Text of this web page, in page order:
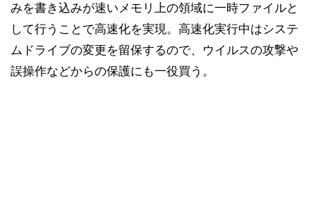
みを書き込みが速いメモリ上の領域に一時ファイルと
して行うことで高速化を実現。高速化実行中はシステ
ムドライブの変更を留保するので、ウイルスの攻撃や
誤操作などからの保護にも一役買う。